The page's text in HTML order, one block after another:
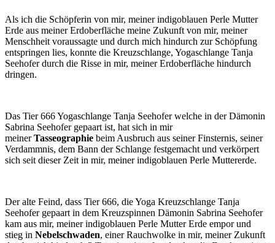
Als ich die Schöpferin von mir, meiner indigoblauen Perle Mutter
Erde aus meiner Erdoberfläche meine Zukunft von mir, meiner
Menschheit voraussagte und durch mich hindurch zur Schöpfung
entspringen lies, konnte die Kreuzschlange, Yogaschlange Tanja
Seehofer durch die Risse in mir, meiner Erdoberfläche hindurch
dringen.
Das Tier 666 Yogaschlange Tanja Seehofer welche in der Dämonin
Sabrina Seehofer gepaart ist, hat sich in mir
meinerTasseographie beim Ausbruch aus seiner Finsternis, seiner
Verdammnis, dem Bann der Schlange festgemacht und verkörpert
sich seit dieser Zeit in mir, meiner indigoblauen Perle Muttererde.
Der alte Feind, dass Tier 666, die Yoga Kreuzschlange Tanja
Seehofer gepaart in dem Kreuzspinnen Dämonin Sabrina Seehofer
kam aus mir, meiner indigoblauen Perle Mutter Erde empor und
stieg in Nebelschwaden, einer Rauchwolke in mir, meiner Zukunft